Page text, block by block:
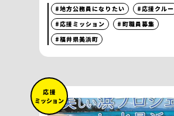
#地方公務員になりたい
#応援クルー
#応援ミッション
#町職員募集
#福井県美浜町
応 援
ミッション